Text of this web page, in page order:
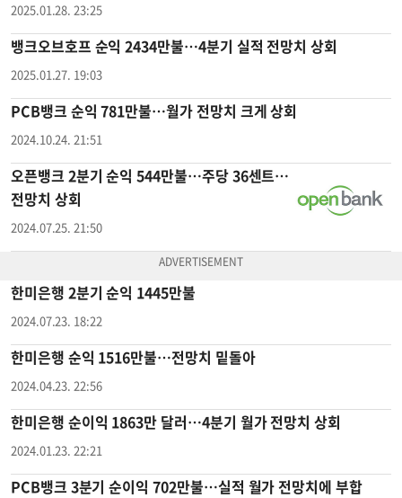
2025.01.28. 23:25
뱅크오브호프 순익 2434만불…4분기 실적 전망치 상회
2025.01.27. 19:03
PCB뱅크 순익 781만불…월가 전망치 크게 상회
2024.10.24. 21:51
오픈뱅크 2분기 순익 544만불…주당 36센트…
전망치 상회
2024.07.25. 21:50
한미은행 2분기 순익 1445만불
2024.07.23. 18:22
한미은행 순익 1516만불…전망치 밑돌아
2024.04.23. 22:56
한미은행 순이익 1863만 달러…4분기 월가 전망치 상회
2024.01.23. 22:21
PCB뱅크 3분기 순이익 702만불…실적 월가 전망치에 부합